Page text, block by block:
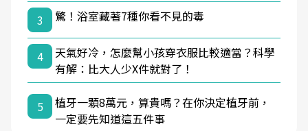
3
驚！浴室藏著7種你看不見的毒
4
天氣好冷，怎麼幫小孩穿衣服比較適當？科學
有解：比大人少X件就對了！
5
植牙一顆8萬元，算貴嗎？在你決定植牙前，
一定要先知道這五件事